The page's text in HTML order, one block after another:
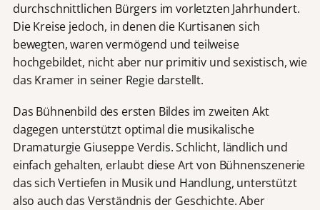
durchschnittlichen Bürgers im vorletzten Jahrhundert.
Die Kreise jedoch, in denen die Kurtisanen sich
bewegten, waren vermögend und teilweise
hochgebildet, nicht aber nur primitiv und sexistisch, wie
das Kramer in seiner Regie darstellt.
Das Bühnenbild des ersten Bildes im zweiten Akt
dagegen unterstützt optimal die musikalische
Dramaturgie Giuseppe Verdis. Schlicht, ländlich und
einfach gehalten, erlaubt diese Art von Bühnenszenerie
das sich Vertiefen in Musik und Handlung, unterstützt
also auch das Verständnis der Geschichte. Aber